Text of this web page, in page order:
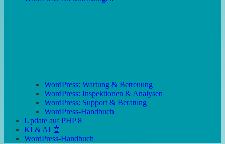
WordPress: Wartung & Betreuung
WordPress: Inspektionen & Analysen
WordPress: Support & Beratung
WordPress-Handbuch
Update auf PHP 8
KI & AI 🤖
WordPress-Handbuch